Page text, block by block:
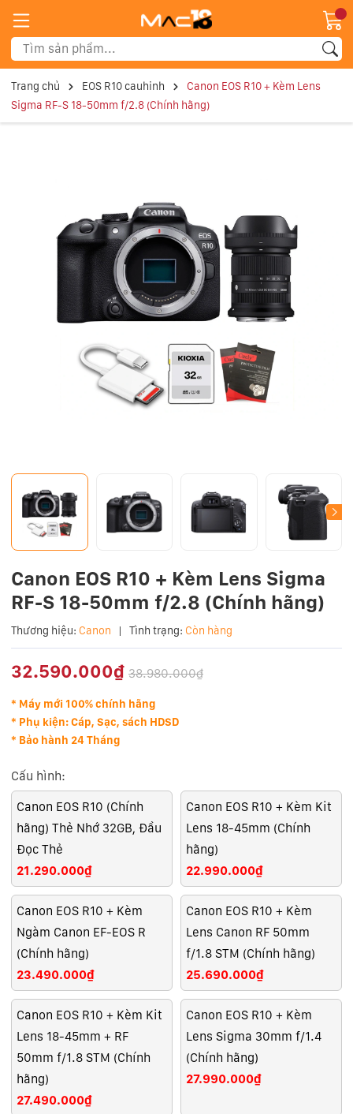
Trang chủ EOS R10 cauhinh
Canon EOS R10 + Kèm Lens
Sigma RF-S 18-50mm f/2.8 (Chính hãng)
Canon EOS R10 + Kèm Lens Sigma
RF-S 18-50mm f/2.8 (Chính hãng)
Thương hiệu: Canon | Tình trạng: Còn hàng
32.590.000₫ 38.980.000₫
* Máy mới 100% chính hãng
* Phụ kiện: Cáp, Sạc, sách HDSD
* Bảo hành 24 Tháng
Cấu hình:
Canon EOS R10 (Chính
hãng) Thẻ Nhớ 32GB, Đầu
Đọc Thẻ
21.290.000₫
Canon EOS R10 + Kèm Kit
Lens 18-45mm (Chính
hãng)
22.990.000₫
Canon EOS R10 + Kèm
Ngàm Canon EF-EOS R
(Chính hãng)
23.490.000₫
Canon EOS R10 + Kèm
Lens Canon RF 50mm
f/1.8 STM (Chính hãng)
25.690.000₫
Canon EOS R10 + Kèm Kit
Lens 18-45mm + RF
50mm f/1.8 STM (Chính
hãng)
27.490.000₫
Canon EOS R10 + Kèm
Lens Sigma 30mm f/1.4
(Chính hãng)
27.990.000₫